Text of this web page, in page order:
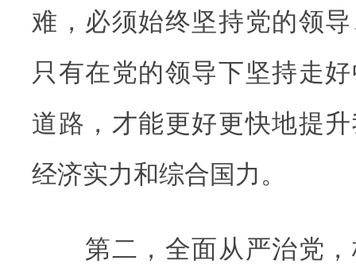
难，必须始终坚持党的领
只有在党的领导下坚持走
道路，才能更好更快地提
经济实力和综合国力。
第二，全面从严治党，